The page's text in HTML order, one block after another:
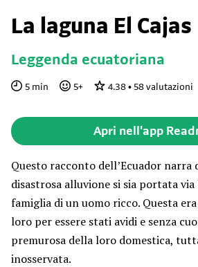
La laguna El Cajas
Leggenda ecuatoriana
5 min 5+ 4.38 • 58 valutazioni
Apri nell'app
Questo racconto dell’Ecuador narra
disastrosa alluvione si sia portata via
famiglia di un uomo ricco. Questa
loro per essere stati avidi e senza
premurosa della loro domestica,
inosservata.